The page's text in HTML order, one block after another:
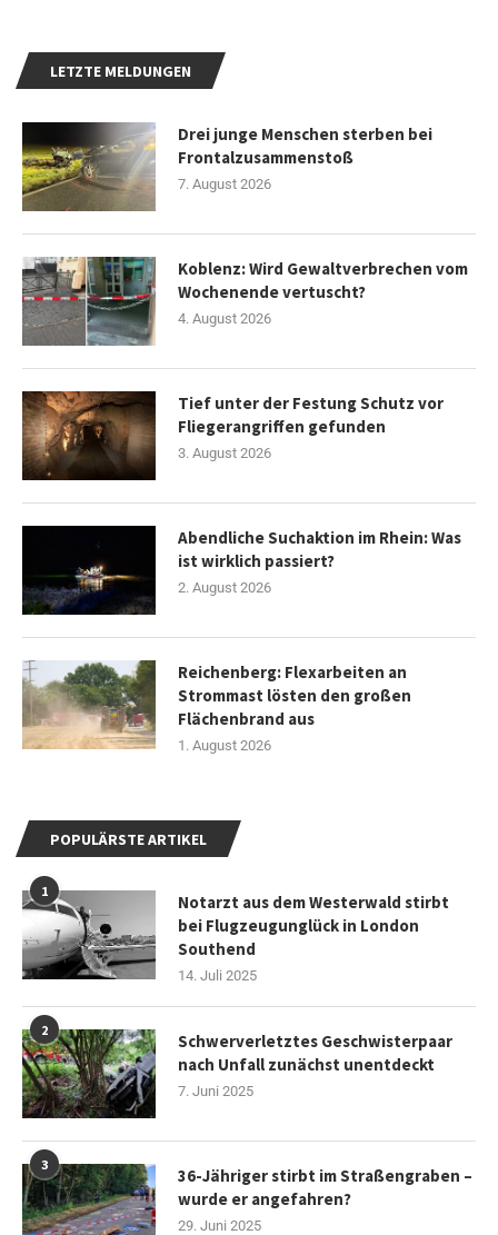
LETZTE MELDUNGEN
Drei junge Menschen sterben bei
Frontalzusammenstoß
7. August 2026
Koblenz: Wird Gewaltverbrechen vom
Wochenende vertuscht?
4. August 2026
Tief unter der Festung Schutz vor
Fliegerangriffen gefunden
3. August 2026
Abendliche Suchaktion im Rhein: Was
ist wirklich passiert?
2. August 2026
Reichenberg: Flexarbeiten an
Strommast lösten den großen
Flächenbrand aus
1. August 2026
POPULÄRSTE ARTIKEL
1
Notarzt aus dem Westerwald stirbt
bei Flugzeugunglück in London
Southend
14. Juli 2025
2
Schwerverletztes Geschwisterpaar
nach Unfall zunächst unentdeckt
7. Juni 2025
3
36-Jähriger stirbt im Straßengraben –
wurde er angefahren?
29. Juni 2025